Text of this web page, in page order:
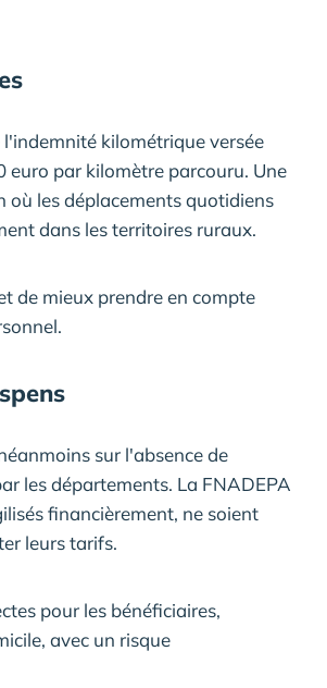
kilométrique versée
euro par kilomètre parcouru. Une
où les déplacements quotidiens
dans les territoires ruraux.
de mieux prendre en compte
sur l'absence de
les départements. La FNADEPA
financièrement, ne soient
leurs tarifs.
pour les bénéficiaires,
avec un risque